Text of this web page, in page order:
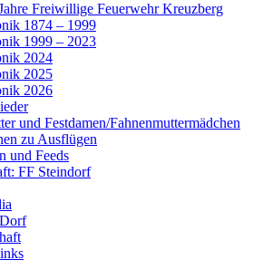
Freiwillige Feuerwehr Kreuzberg
1874 – 1999
1999 – 2023
2024
2025
2026
und Festdamen/Fahnenmuttermädchen
zu Ausflügen
und Feeds
FF Steindorf